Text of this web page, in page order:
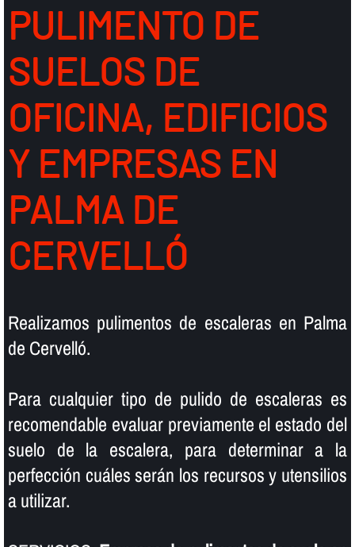
PULIMENTO DE
SUELOS DE
OFICINA, EDIFICIOS
Y EMPRESAS EN
PALMA DE
CERVELLÓ
Realizamos pulimentos de escaleras en Palma
de Cervelló.
Para cualquier tipo de pulido de escaleras es
recomendable evaluar previamente el estado del
suelo de la escalera, para determinar a la
perfección cuáles serán los recursos y utensilios
a utilizar.